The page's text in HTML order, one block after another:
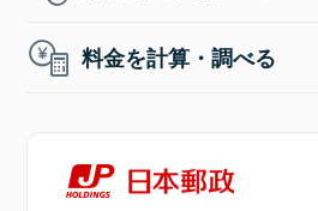
料金を計算・調べる